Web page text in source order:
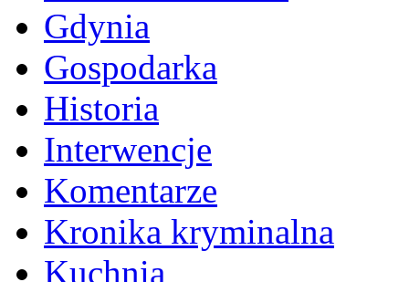
Gdynia
Gospodarka
Historia
Interwencje
Komentarze
Kronika kryminalna
Kuchnia